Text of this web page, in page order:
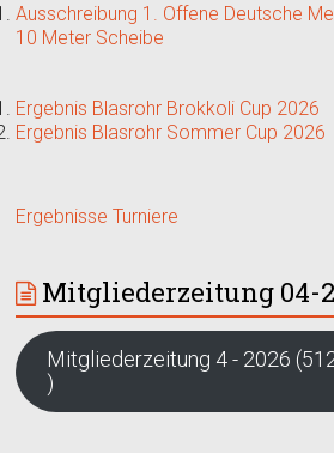
Ausschreibung 1. Offene Deutsche
10 Meter Scheibe
Ergebnis Blasrohr Brokkoli Cup 2026
Ergebnis Blasrohr Sommer Cup 2026
Ergebnisse Turniere
Mitgliederzeitung 04-
Mitgliederzeitung 4 - 2026
)